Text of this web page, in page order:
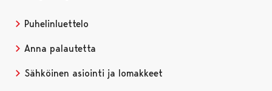
Puhelinluettelo
Anna palautetta
Sähköinen asiointi ja lomakkeet